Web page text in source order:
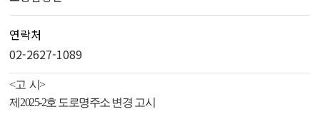
연락처
02-2627-1089
<고 시>
제 2025-2호 도로명주소 변경 고시